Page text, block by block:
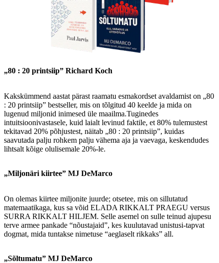
„80 : 20 printsiip” Richard Koch
Kakskümmend aastat pärast raamatu esmakordset avaldamist on „80
: 20 printsiip” bestseller, mis on tõlgitud 40 keelde ja mida on
lugenud miljonid inimesed üle maailma.Tuginedes
intuitsioonivastasele, kuid laialt levinud faktile, et 80% tulemustest
tekitavad 20% põhjustest, näitab „80 : 20 printsiip”, kuidas
saavutada palju rohkem palju vähema aja ja vaevaga, keskendudes
lihtsalt kõige olulisemale 20%-le.
„Miljonäri kiirtee” MJ DeMarco
On olemas kiirtee miljonite juurde; otsetee, mis on sillutatud
matemaatikaga, kus sa võid ELADA RIKKALT PRAEGU versus
SURRA RIKKALT HILJEM. Selle asemel on sulle teinud ajupesu
terve armee pankade “nõustajaid”, kes kuulutavad unistusi-tapvat
dogmat, mida tuntakse nimetuse “aeglaselt rikkaks” all.
„Sõltumatu” MJ DeMarco